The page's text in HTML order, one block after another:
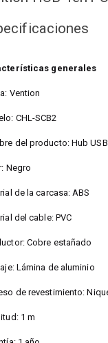
generales
Vention
CHL-SCB2
del producto: Hub USB
Negro
de la carcasa: ABS
del cable: PVC
Cobre estañado
Lámina de aluminio
de revestimiento:
1 m